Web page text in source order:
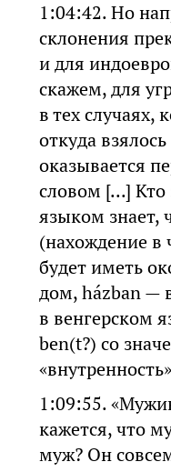
1:04:42. Но
склонения
и для
скажем, для
в тех случаях,
откуда
оказывается
словом [...] Кто
языком знает,
(нахождение в
будет иметь
дом, házban —
в венгерском
ben(t?) со
1:09:55.
кажется, что
муж? Он